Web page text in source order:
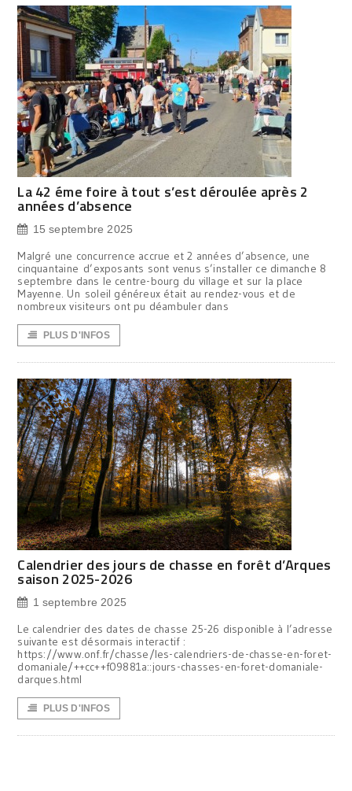
La 42 éme foire à tout s’est déroulée après 2
années d’absence
15 septembre 2025
Malgré une concurrence accrue et 2 années d’absence, une
cinquantaine d’exposants sont venus s’installer ce dimanche 8
septembre dans le centre-bourg du village et sur la place
Mayenne. Un soleil généreux était au rendez-vous et de
nombreux visiteurs ont pu déambuler dans
PLUS D'INFOS
Calendrier des jours de chasse en forêt d’Arques
saison 2025-2026
1 septembre 2025
Le calendrier des dates de chasse 25-26 disponible à l’adresse
suivante est désormais interactif :
https://www.onf.fr/chasse/les-calendriers-de-chasse-en-foret-
domaniale/++cc++f09881a::jours-chasses-en-foret-domaniale-
darques.html
PLUS D'INFOS